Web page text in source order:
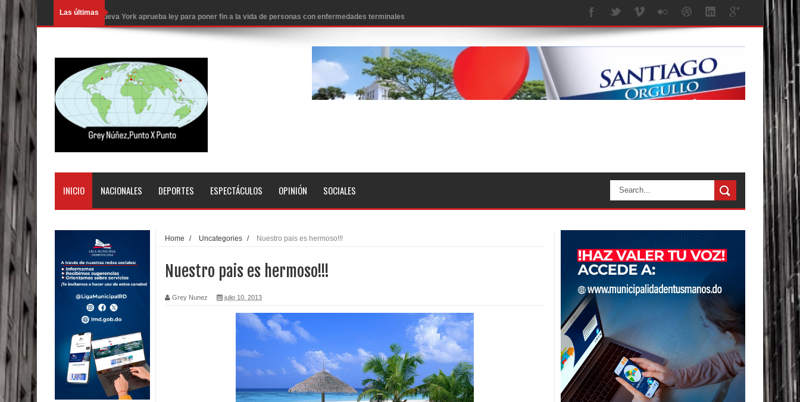
Las últimasNueva York aprueba ley para poner fin a la vida de personas con enfermedades terminales
Juan Luis Guerra cerrará los Juegos Centroamericanos SD 2026
En Santiago precio del botellón de agua sube a 90 pesos
Entre 20 y 40 inmigrantes al día son detenidos en los aeropuertos de EE.UU., según NBC
Belkis Concepción será intervenida por un delicado problema cardíaco
Abel Martínez llama a los dominicanos a unirse para sacar al PRM del Gobierno
PRM votará “por aclamación” a sus nuevas autoridades
El expresidente peruano Ollanta Humala queda en libertad tras la anulación de condena de 15 años por lavado
DIGEIG y Liga Municipal Dominicana impulsan nuevas metas de transparencia a través SISMAP municipal
La Fiscalía de Bolivia ordena la detención del expresidente Evo Morales
Calor extremo para este jueves en gran parte del territorio nacional
Miles de marroquíes cruzan la frontera en masa para entrar a España
TC declara inconstitucional decreto sobre horarios de venta de alcohol vigente desde 2006 y exige ley del
Congreso
Presidente LMD Víctor D´Aza supervisa obra relleno sanitario y se reúne con alcalde San Cristóbal
INICIO NACIONALES DEPORTES ESPECTÁCULOS OPINIÓN SOCIALES
Home / Uncategories / Nuestro pais es hermoso!!!
Nuestro pais es hermoso!!!
Grey Nunez julio 10, 2013